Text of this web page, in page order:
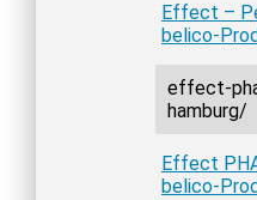
Effect –
belico-
effect-
hamburg/
Effect
belico-